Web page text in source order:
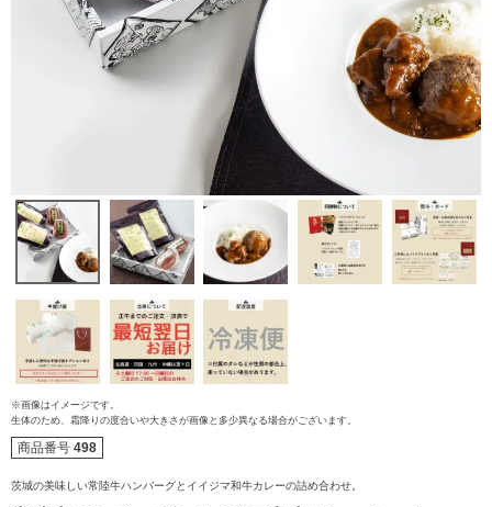
ご注文ガイド
配送・送料
※画像はイメージです。
生体のため、霜降りの度合いや大きさが画像と多少異なる場合がございます。
商品番号 498
茨城の美味しい常陸牛ハンバーグとイイジマ和牛カレーの詰め合わせ。